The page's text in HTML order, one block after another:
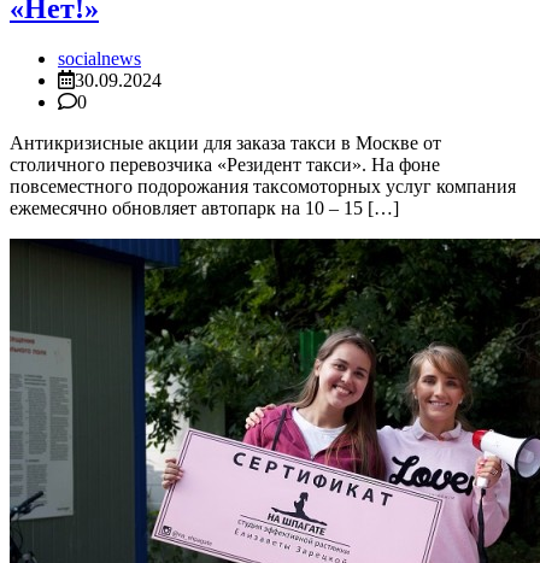
«Нет!»
socialnews
30.09.2024
0
Антикризисные акции для заказа такси в Москве от
столичного перевозчика «Резидент такси». На фоне
повсеместного подорожания таксомоторных услуг компания
ежемесячно обновляет автопарк на 10 – 15 […]